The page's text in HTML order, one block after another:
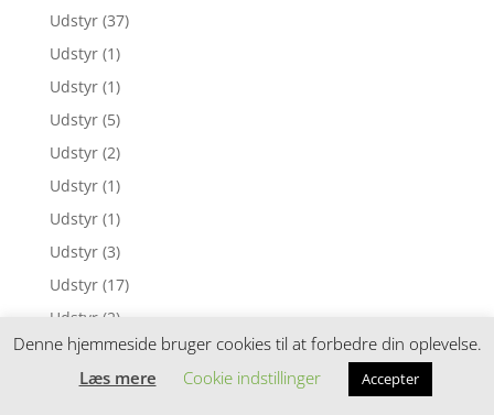
Udstyr (37)
Udstyr (1)
Udstyr (1)
Udstyr (5)
Udstyr (2)
Udstyr (1)
Udstyr (1)
Udstyr (3)
Udstyr (17)
Udstyr (2)
Udstyr (1)
Udstyr (4)
Denne hjemmeside bruger cookies til at forbedre din oplevelse.
Læs mere
Cookie indstillinger Accepter